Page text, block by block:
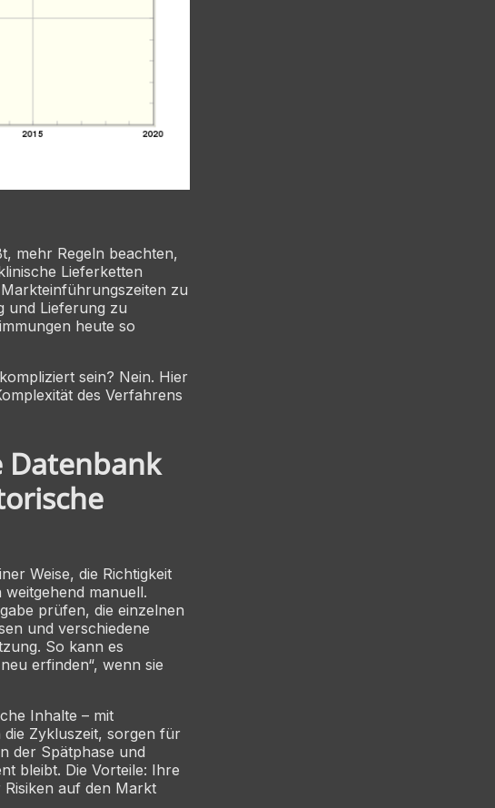
mehr Regeln beachten,
Lieferketten
zu
und Lieferung zu
heute so
sein? Nein. Hier
des Verfahrens
Datenbank
Weise, die Richtigkeit
manuell.
prüfen, die einzelnen
und verschiedene
So kann es
erfinden“, wenn sie
Inhalte – mit
Zykluszeit, sorgen für
der Spätphase und
bleibt. Die Vorteile: Ihre
auf den Markt